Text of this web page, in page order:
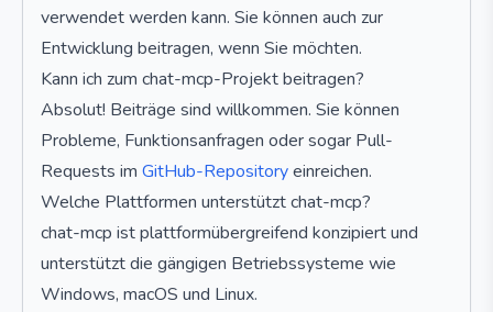
verwendet werden kann. Sie können auch zur
Entwicklung beitragen, wenn Sie möchten.
Kann ich zum chat-mcp-Projekt beitragen?
Absolut! Beiträge sind willkommen. Sie können
Probleme, Funktionsanfragen oder sogar Pull-
Requests im GitHub-Repositoryeinreichen.
Welche Plattformen unterstützt chat-mcp?
chat-mcp ist plattformübergreifend konzipiert und
unterstützt die gängigen Betriebssysteme wie
Windows, macOS und Linux.